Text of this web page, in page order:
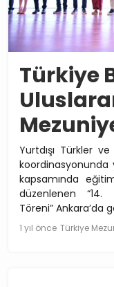
Türkiye
Yurtdışı Türkler
koordinasyonunda
kapsamında
düzenlenen “14.
Töreni” Ankara’da
1 yıl önce Türkiye